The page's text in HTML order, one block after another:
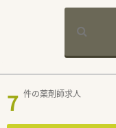
7 件の薬剤師求人